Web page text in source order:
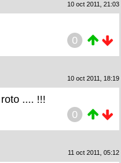
10 oct 2011, 21:03
0
10 oct 2011, 18:19
.... !!!
0
11 oct 2011, 05:12